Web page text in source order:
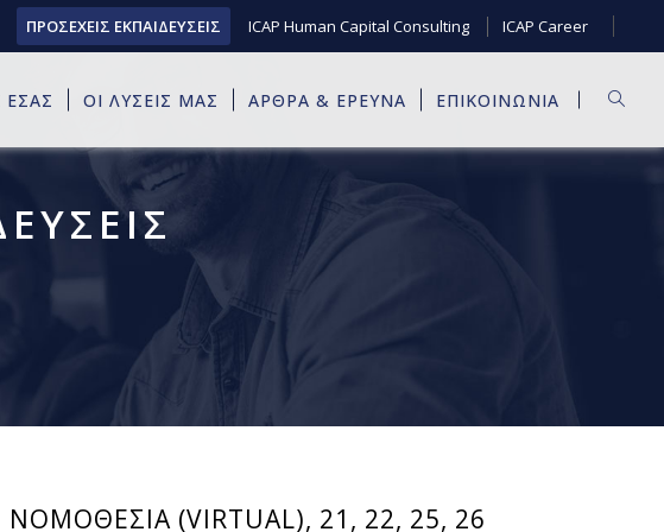
ΠΡΟΣΕΧΕΙΣ ΕΚΠΑΙΔΕΥΣΕΙΣ ICAP Human Capital Consulting ICAP Career
ΕΣΑΣ ΟΙ ΛΥΣΕΙΣ ΜΑΣ ΑΡΘΡΑ & ΕΡΕΥΝΑ ΕΠΙΚΟΙΝΩΝΙΑ
ΝΟΜΟΘΕΣΙΑ (VIRTUAL), 21, 22, 25, 26